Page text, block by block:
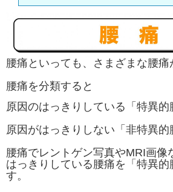
腰痛といっても、さまざまな腰痛
腰痛を分類すると
原因のはっきりしている「特異的
原因がはっきりしない「非特異的
腰痛でレントゲン写真やMRI画像
はっきりしている腰痛を「特異的
す。